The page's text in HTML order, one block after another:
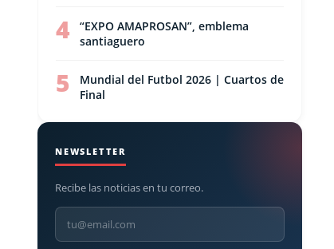
4
“EXPO AMAPROSAN”, emblema
santiaguero
5
Mundial del Futbol 2026 | Cuartos de
Final
NEWSLETTER
Recibe las noticias en tu correo.